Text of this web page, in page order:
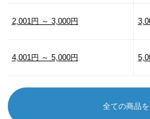
2,001円 ～ 3,000円
4,001円 ～ 5,000円
全ての商品